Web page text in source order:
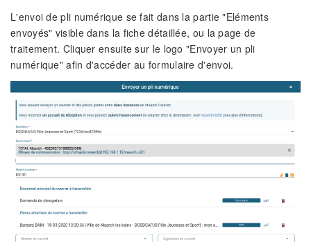
L'envoi de pli numérique se fait dans la partie "Eléments
envoyés" visible dans la fiche détaillée, ou la page de
traitement. Cliquer ensuite sur le logo "Envoyer un pli
numérique" afin d'accéder au formulaire d'envoi.